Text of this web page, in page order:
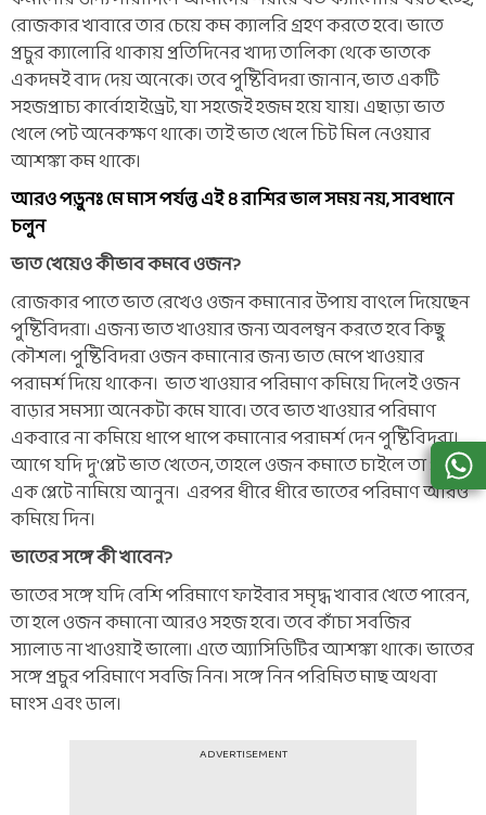
রোজকার খাবারে তার চেয়ে কম ক্যালরি গ্রহণ করতে হবে। ভাতে
প্রচুর ক্যালোরি থাকায় প্রতিদিনের খাদ্য তালিকা থেকে ভাতকে
একদমই বাদ দেয় অনেকে। তবে পুষ্টিবিদরা জানান, ভাত একটি
সহজপ্রাচ্য কার্বোহাইড্রেট, যা সহজেই হজম হয়ে যায়। এছাড়া ভাত
খেলে পেট অনেকক্ষণ থাকে। তাই ভাত খেলে চিট মিল নেওয়ার
আশঙ্কা কম থাকে।
আরও পড়ুনঃ মে মাস পর্যন্ত এই ৪ রাশির ভাল সময় নয়, সাবধানে
চলুন
ভাত খেয়েও কীভাব কমবে ওজন?
রোজকার পাতে ভাত রেখেও ওজন কমানোর উপায় বাৎলে দিয়েছেন
পুষ্টিবিদরা। এজন্য ভাত খাওয়ার জন্য অবলম্বন করতে হবে কিছু
কৌশল। পুষ্টিবিদরা ওজন কমানোর জন্য ভাত মেপে খাওয়ার
পরামর্শ দিয়ে থাকেন। ভাত খাওয়ার পরিমাণ কমিয়ে দিলেই ওজন
বাড়ার সমস্যা অনেকটা কমে যাবে। তবে ভাত খাওয়ার পরিমাণ
একবারে না কমিয়ে ধাপে ধাপে কমানোর পরামর্শ দেন পুষ্টিবিদরা।
আগে যদি দু'প্লেট ভাত খেতেন, তাহলে ওজন কমাতে চাইলে তা প্রথমে
এক প্লেটে নামিয়ে আনুন। এরপর ধীরে ধীরে ভাতের পরিমাণ আরও
কমিয়ে দিন।
ভাতের সঙ্গে কী খাবেন?
ভাতের সঙ্গে যদি বেশি পরিমাণে ফাইবার সমৃদ্ধ খাবার খেতে পারেন,
তা হলে ওজন কমানো আরও সহজ হবে। তবে কাঁচা সবজির
স্যালাড না খাওয়াই ভালো। এতে অ্যাসিডিটির আশঙ্কা থাকে। ভাতের
সঙ্গে প্রচুর পরিমাণে সবজি নিন। সঙ্গে নিন পরিমিত মাছ অথবা
মাংস এবং ডাল।
ADVERTISEMENT